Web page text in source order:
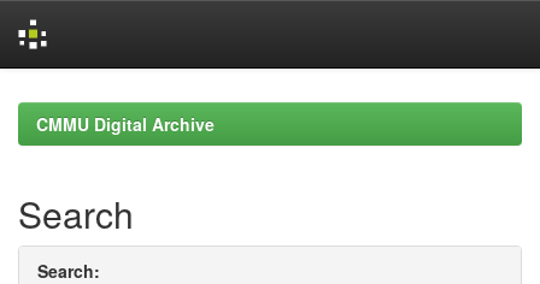
navigationCMMU Digital Archive
Search
Search: